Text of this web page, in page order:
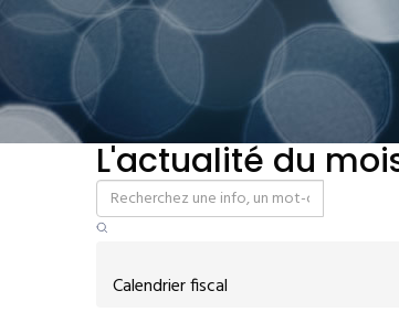
L'actualité du
Calendrier fiscal